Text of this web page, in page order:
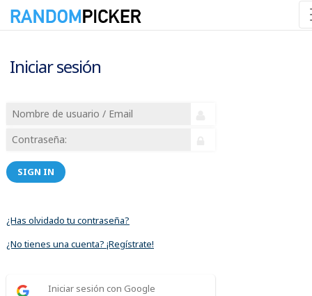
Iniciar sesión
SIGN IN
¿Has olvidado tu contraseña?
¿No tienes una cuenta? ¡Regístrate!
Iniciar sesión con Google